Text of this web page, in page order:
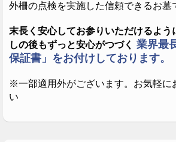
外柵の点検を実施した信頼できるお墓
末長く安心してお参りいただけるよう
しの後もずっと安心がつづく 業界最
保証書」をお付けしております。
※一部適用外がございます。お気軽に
い